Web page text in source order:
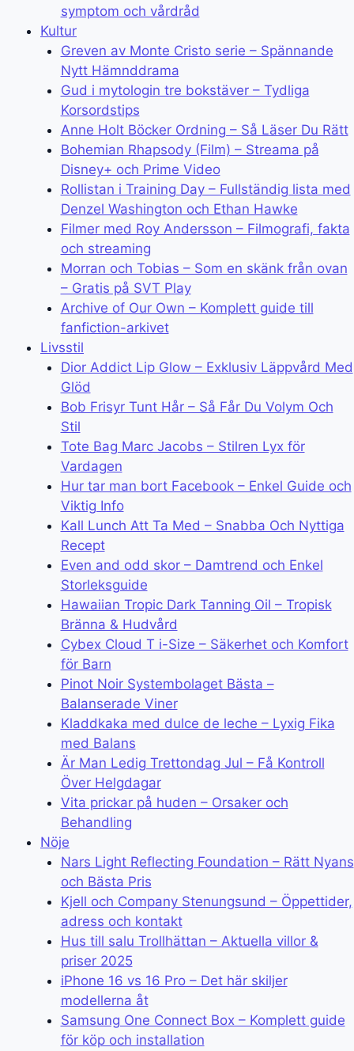
symptom och vårdråd
Kultur
Greven av Monte Cristo serie – Spännande
Nytt Hämnddrama
Gud i mytologin tre bokstäver – Tydliga
Korsordstips
Anne Holt Böcker Ordning – Så Läser Du Rätt
Bohemian Rhapsody (Film) – Streama på
Disney+ och Prime Video
Rollistan i Training Day – Fullständig lista med
Denzel Washington och Ethan Hawke
Filmer med Roy Andersson – Filmografi, fakta
och streaming
Morran och Tobias – Som en skänk från ovan
– Gratis på SVT Play
Archive of Our Own – Komplett guide till
fanfiction-arkivet
Livsstil
Dior Addict Lip Glow – Exklusiv Läppvård Med
Glöd
Bob Frisyr Tunt Hår – Så Får Du Volym Och
Stil
Tote Bag Marc Jacobs – Stilren Lyx för
Vardagen
Hur tar man bort Facebook – Enkel Guide och
Viktig Info
Kall Lunch Att Ta Med – Snabba Och Nyttiga
Recept
Even and odd skor – Damtrend och Enkel
Storleksguide
Hawaiian Tropic Dark Tanning Oil – Tropisk
Bränna & Hudvård
Cybex Cloud T i-Size – Säkerhet och Komfort
för Barn
Pinot Noir Systembolaget Bästa –
Balanserade Viner
Kladdkaka med dulce de leche – Lyxig Fika
med Balans
Är Man Ledig Trettondag Jul – Få Kontroll
Över Helgdagar
Vita prickar på huden – Orsaker och
Behandling
Nöje
Nars Light Reflecting Foundation – Rätt Nyans
och Bästa Pris
Kjell och Company Stenungsund – Öppettider,
adress och kontakt
Hus till salu Trollhättan – Aktuella villor &
priser 2025
iPhone 16 vs 16 Pro – Det här skiljer
modellerna åt
Samsung One Connect Box – Komplett guide
för köp och installation